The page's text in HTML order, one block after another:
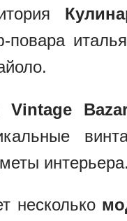
Vintage
интерьера.
несколько